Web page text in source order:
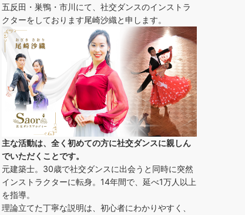
五反田・巣鴨・市川にて、社交ダンスのインストラ
クターをしております尾崎沙織と申します。
主な活動は、全く初めての方に社交ダンスに親しん
でいただくことです。
元建築士。30歳で社交ダンスに出会うと同時に突然
インストラクターに転身。14年間で、延べ1万人以上
を指導。
理論立てた丁寧な説明は、初心者にわかりやすく、